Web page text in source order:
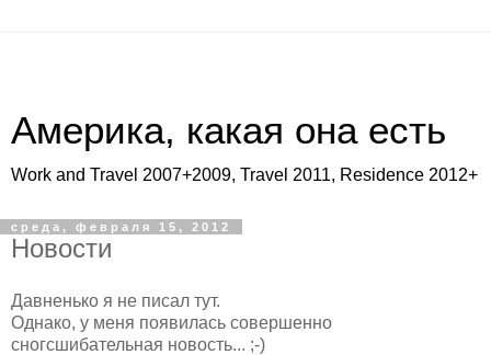
Америка, какая она есть
Work and Travel 2007+2009, Travel 2011, Residence 2012+
среда, февраля 15, 2012
Новости
Давненько я не писал тут.
Однако, у меня появилась совершенно
сногсшибательная новость... ;-)